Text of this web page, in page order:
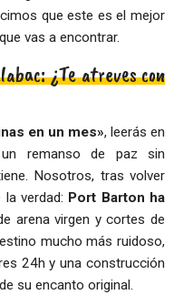
que este es el mejor
que vas a encontrar.
¿Te atreves con
en un mes», leerás en
remanso de paz sin
Nosotros, tras volver
verdad: Port Barton ha
arena virgen y cortes de
mucho más ruidoso,
24h y una construcción
su encanto original.